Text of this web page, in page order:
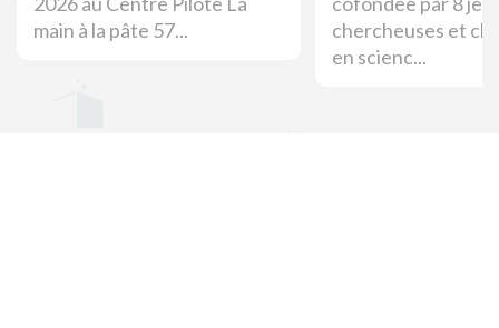
main à la pâte 57...
chercheuses et
en scienc...